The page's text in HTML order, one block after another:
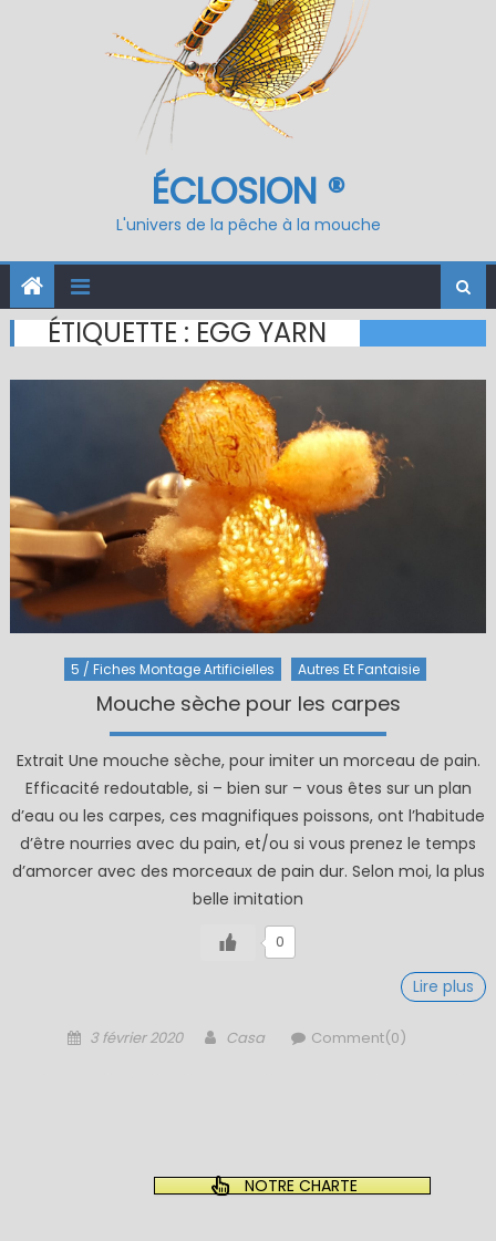
ÉCLOSION ®
L'univers de la pêche à la mouche
ÉTIQUETTE : EGG YARN
5 / Fiches Montage Artificielles Autres Et Fantaisie
Mouche sèche pour les carpes
Extrait Une mouche sèche, pour imiter un morceau de pain.
Efficacité redoutable, si – bien sur – vous êtes sur un plan
d’eau ou les carpes, ces magnifiques poissons, ont l’habitude
d’être nourries avec du pain, et/ou si vous prenez le temps
d’amorcer avec des morceaux de pain dur. Selon moi, la plus
belle imitation
0
Lire plus
Posted
3 février 2020 Author
Casa Comment(0)
NOTRE CHARTE